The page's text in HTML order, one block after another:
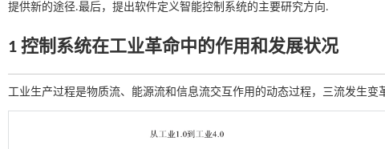
提供新的途径.最后，提出软件定义智能控制系统的主要研究方向.
1 控制系统在工业革命中的作用和发展状况
工业生产过程是物质流、能源流和信息流交互作用的动态过程，三流发生